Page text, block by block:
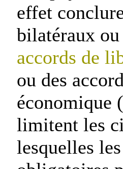
effet
bilatéraux
accords de
ou des
économique
limitent les
lesquelles